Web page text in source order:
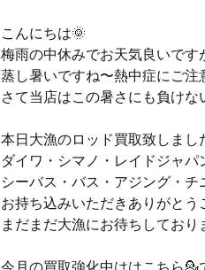
こんにちは🌞
梅雨の中休みでお天気良いです
蒸し暑いですね〜熱中症にご注
さて当店はこの暑さにも負け
本日大漁のロッド買取致しまし
ダイワ・シマノ・レイドジャ
シーバス・バス・アジング・
お持ち込みいただきありがとう
まだまだ大漁にお待ちしており